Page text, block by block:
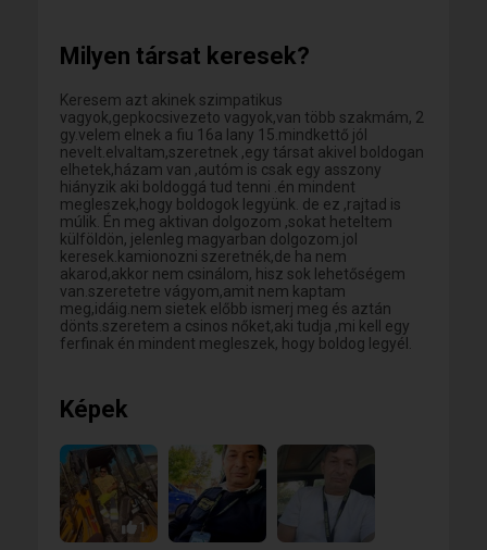
Milyen társat keresek?
Keresem azt akinek szimpatikus
vagyok,gepkocsivezeto vagyok,van több szakmám, 2
gy.velem elnek a fiu 16a lany 15.mindkettő jól
nevelt.elvaltam,szeretnek ,egy társat akivel boldogan
elhetek,házam van ,autóm is csak egy asszony
hiányzik aki boldoggá tud tenni .én mindent
megleszek,hogy boldogok legyünk. de ez ,rajtad is
múlik. Én meg aktivan dolgozom ,sokat heteltem
külföldön, jelenleg magyarban dolgozom.jol
keresek.kamionozni szeretnék,de ha nem
akarod,akkor nem csinálom, hisz sok lehetőségem
van.szeretetre vágyom,amit nem kaptam
meg,idáig.nem sietek előbb ismerj meg és aztán
dönts.szeretem a csinos nőket,aki tudja ,mi kell egy
ferfinak én mindent megleszek, hogy boldog legyél.
Képek
1